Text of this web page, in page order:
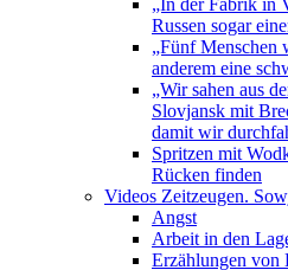
„In der Fabrik in
Russen sogar
„Fünf Menschen
anderem eine
„Wir sahen aus
Slovjansk mit
damit wir
Spritzen mit
Rücken finden
Videos Zeitzeugen.
Angst
Arbeit in den
Erzählungen von